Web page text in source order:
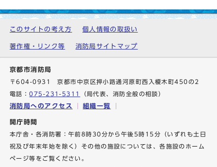
このサイトの考え方 個人情報の取扱い
著作権・リンク等 消防局サイトマップ
京都市消防局
〒604-0931 京都市中京区押小路通河原町西入榎木町450の2
電話：075-231-5311 （局代表、消防全般の相談）
消防局へのアクセス 組織一覧
開庁時間
本庁舎・各消防署：午前8時30分から午後5時15分（いずれも土日
祝及び年末年始を除く）その他の施設については、各施設のホーム
ページ等をご覧ください。